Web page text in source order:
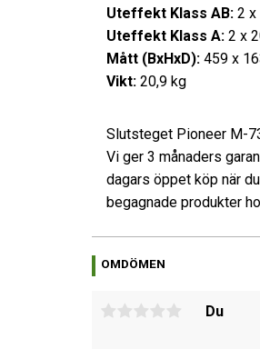
Uteffekt Klass AB:2 x
Uteffekt Klass A:2 x
Mått (BxHxD):459 x
Vikt:20,9 kg
Slutsteget Pioneer M-
Vi ger 3 månaders
dagars öppet köp när
begagnade produkter
OMDÖMEN
Du